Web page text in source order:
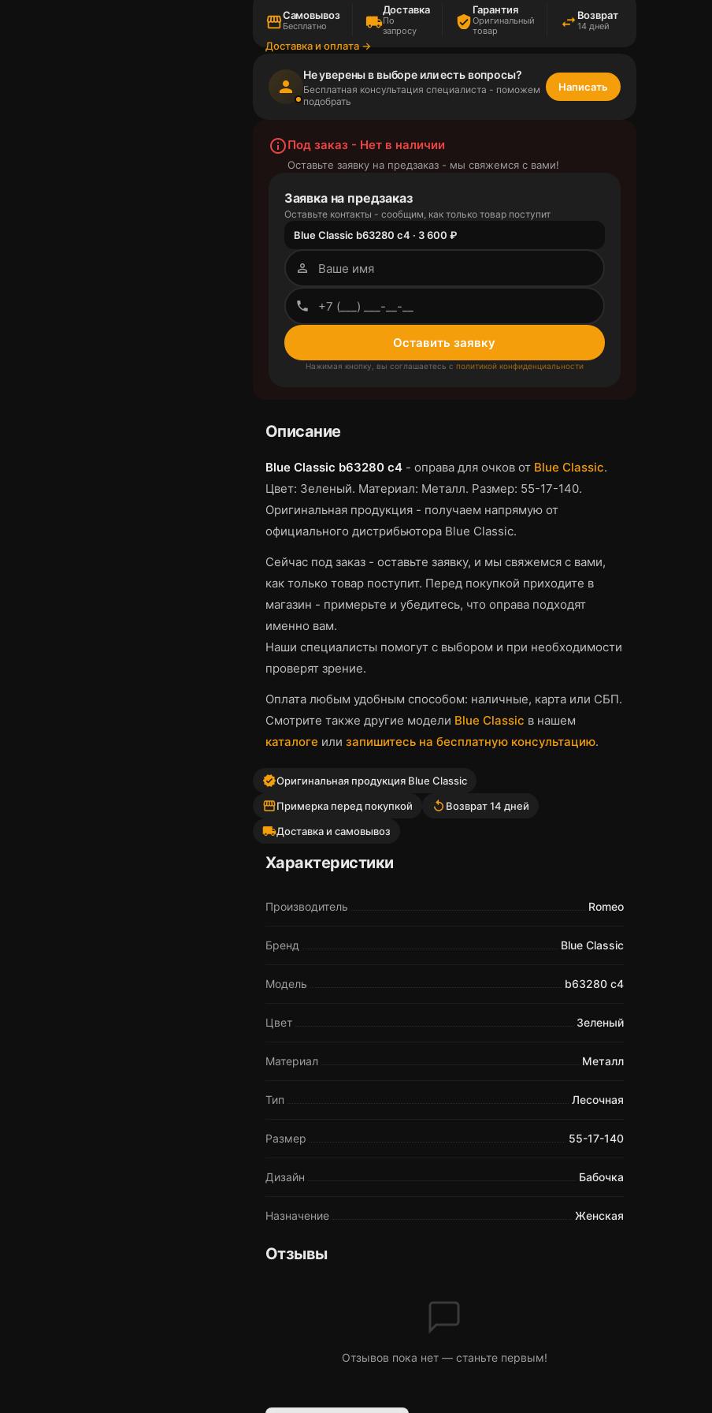
storefrontСамовывоз
Бесплатно local_shipping
Доставка
По
запросу
verified_user
Гарантия
Оригинальный
товар
swap_horiz Возврат
14 дней
Доставка и оплата →
person
Не уверены в выборе или есть вопросы?
Бесплатная консультация специалиста - поможем
подобрать
Написать
info_outlineПод заказ - Нет в наличии
Оставьте заявку на предзаказ - мы свяжемся с вами!
Заявка на предзаказ
Оставьте контакты - сообщим, как только товар поступит
Blue Classic b63280 c4 · 3 600 ₽
person_outline
phone_outlined
Оставить заявку
Нажимая кнопку, вы соглашаетесь с политикой конфиденциальности
Описание
Blue Classic b63280 c4- оправа для очковот Blue Classic.
Цвет: Зеленый. Материал: Металл. Размер: 55-17-140.
Оригинальная продукция - получаем напрямую от
официального дистрибьютора Blue Classic.
Сейчас под заказ - оставьте заявку, и мы свяжемся с вами,
как только товар поступит. Перед покупкой приходите в
магазин - примерьте и убедитесь, что оправаподходят
именно вам.
Наши специалисты помогут с выбором и при необходимости
проверят зрение.
Оплата любым удобным способом: наличные, карта или СБП.
Смотрите также другие модели Blue Classic в нашем
каталоге или запишитесь на бесплатную консультацию.
verifiedОригинальная продукция Blue Classic
storefrontПримерка перед покупкой replay Возврат 14 дней
local_shippingДоставка и самовывоз
Характеристики
Производитель Romeo
Бренд Blue Classic
Модель b63280 c4
Цвет Зеленый
Материал Металл
Тип Лесочная
Размер 55-17-140
Дизайн Бабочка
Назначение Женская
Отзывы
Отзывов пока нет — станьте первым!